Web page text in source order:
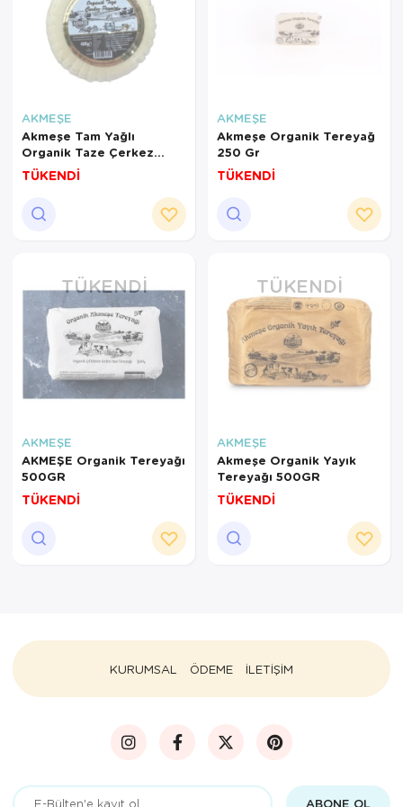
AKMEŞE
Akmeşe Tam Yağlı
Organik Taze Çerkez
Peyniri 400 Gr
TÜKENDİ
AKMEŞE
Akmeşe Organik Tereyağ
250 Gr
TÜKENDİ
TÜKENDI
AKMEŞE
AKMEŞE Organik Tereyağı
500GR
TÜKENDİ
TÜKENDI
AKMEŞE
Akmeşe Organik Yayık
Tereyağı 500GR
TÜKENDİ
KURUMSAL ÖDEME İLETİŞİM
ABONE OL